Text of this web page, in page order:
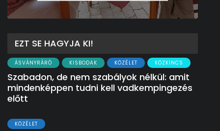
EZT SE HAGYJA KI!
ÁSVÁNYRÁRÓ KISBODAK KÖZÉLET KÖZKINCS
Szabadon, de nem szabályok nélkül: amit
mindenképpen tudni kell vadkempingezés
előtt
KÖZÉLET